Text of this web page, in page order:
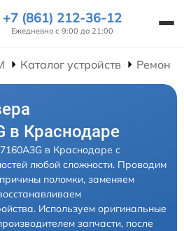
+7 (861) 212-36-12
Ежедневно с 9:00 до 21:00
Каталог устройств Ремонт
в Краснодаре
в Краснодаре с
любой сложности. Проводим
поломки, заменяем
Используем оригинальные
запчасти, после